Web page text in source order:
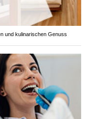
und kulinarischen Genuss